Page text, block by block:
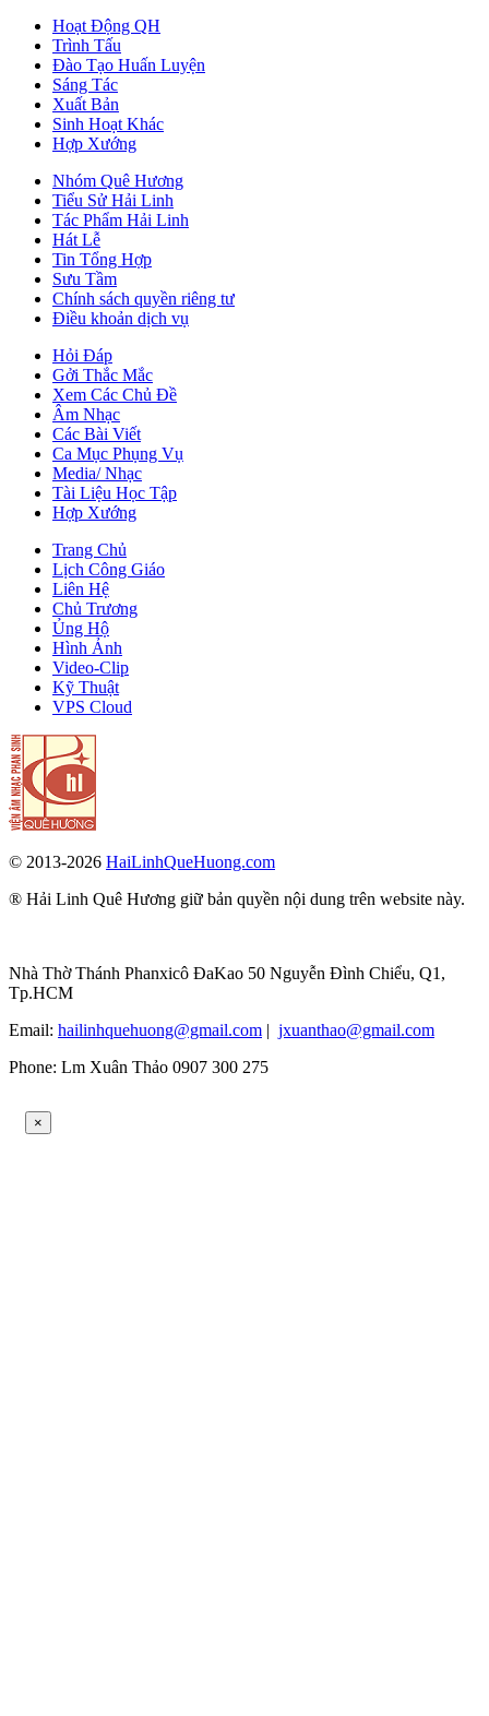
Hoạt Động QH
Trình Tấu
Đào Tạo Huấn Luyện
Sáng Tác
Xuất Bản
Sinh Hoạt Khác
Hợp Xướng
Nhóm Quê Hương
Tiểu Sử Hải Linh
Tác Phẩm Hải Linh
Hát Lễ
Tin Tổng Hợp
Sưu Tầm
Chính sách quyền riêng tư
Điều khoản dịch vụ
Hỏi Đáp
Gởi Thắc Mắc
Xem Các Chủ Đề
Âm Nhạc
Các Bài Viết
Ca Mục Phụng Vụ
Media/ Nhạc
Tài Liệu Học Tập
Hợp Xướng
Trang Chủ
Lịch Công Giáo
Liên Hệ
Chủ Trương
Ủng Hộ
Hình Ảnh
Video-Clip
Kỹ Thuật
VPS Cloud
© 2013-2026 HaiLinhQueHuong.com
® Hải Linh Quê Hương giữ bản quyền nội dung trên website này.
Nhà Thờ Thánh Phanxicô ĐaKao 50 Nguyễn Đình Chiểu, Q1,
Tp.HCM
Email: hailinhquehuong@gmail.com | jxuanthao@gmail.com
Phone: Lm Xuân Thảo 0907 300 275
×